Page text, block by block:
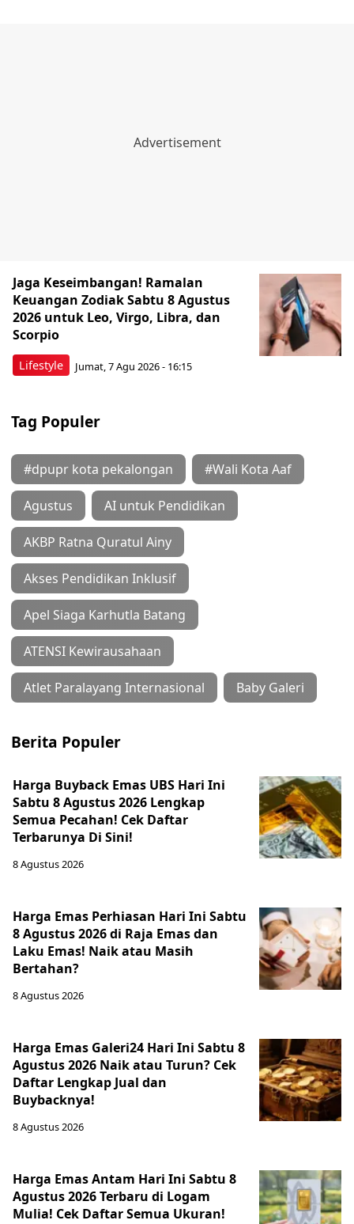
Lifestyle
Jaga Keseimbangan! Ramalan
Keuangan Zodiak Sabtu 8 Agustus
2026 untuk Leo, Virgo, Libra, dan
Scorpio
Jumat, 7 Agu 2026 - 16:15
Tag Populer
#dpupr kota pekalongan #Wali Kota Aaf
Agustus AI untuk Pendidikan
AKBP Ratna Quratul Ainy
Akses Pendidikan Inklusif
Apel Siaga Karhutla Batang
ATENSI Kewirausahaan
Atlet Paralayang Internasional Baby Galeri
Berita Populer
Harga Buyback Emas UBS Hari Ini
Sabtu 8 Agustus 2026 Lengkap
Semua Pecahan! Cek Daftar
Terbarunya Di Sini!
8 Agustus 2026
Harga Emas Perhiasan Hari Ini Sabtu
8 Agustus 2026 di Raja Emas dan
Laku Emas! Naik atau Masih
Bertahan?
8 Agustus 2026
Harga Emas Galeri24 Hari Ini Sabtu 8
Agustus 2026 Naik atau Turun? Cek
Daftar Lengkap Jual dan
Buybacknya!
8 Agustus 2026
Harga Emas Antam Hari Ini Sabtu 8
Agustus 2026 Terbaru di Logam
Mulia! Cek Daftar Semua Ukuran!